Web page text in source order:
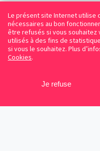
Le présent site Internet utilise
nécessaires au bon
être refusés si vous souhaitez
utilisés à des fins de
si vous le souhaitez. Plus
Cookies.
Je refuse